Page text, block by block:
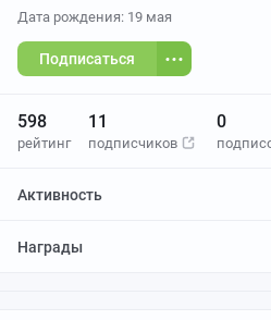
Дата рождения: 19 мая
Подписаться
598
рейтинг
11
подписчиков
0
Активность
Награды